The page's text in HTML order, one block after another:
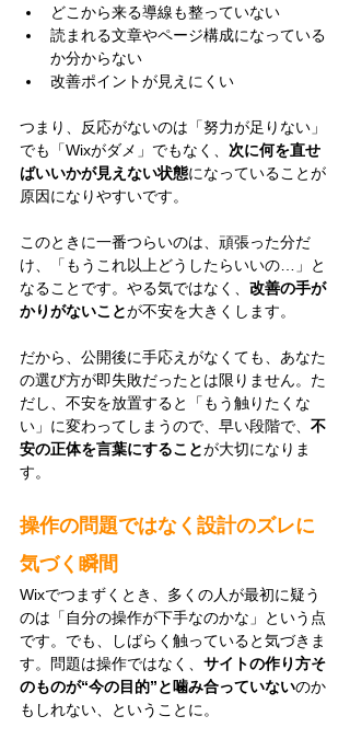
どこから来る導線も整っていない
読まれる文章やページ構成になっている
か分からない
改善ポイントが見えにくい
つまり、反応がないのは「努力が足りない」
でも「Wixがダメ」でもなく、 次に何を直せ
ばいいかが見えない状態になっていることが
原因になりやすいです。
このときに一番つらいのは、頑張った分だ
け、「もうこれ以上どうしたらいいの…」と
なることです。やる気ではなく、 改善の手が
かりがないことが不安を大きくします。
だから、公開後に手応えがなくても、あなた
の選び方が即失敗だったとは限りません。た
だし、不安を放置すると「もう触りたくな
い」に変わってしまうので、早い段階で、 不
安の正体を言葉にすることが大切になりま
す。
操作の問題ではなく設計のズレに
気づく瞬間
Wixでつまずくとき、多くの人が最初に疑う
のは「自分の操作が下手なのかな」という点
です。でも、しばらく触っていると気づきま
す。問題は操作ではなく、 サイトの作り方そ
のものが“今の目的”と噛み合っていないのか
もしれない、ということに。